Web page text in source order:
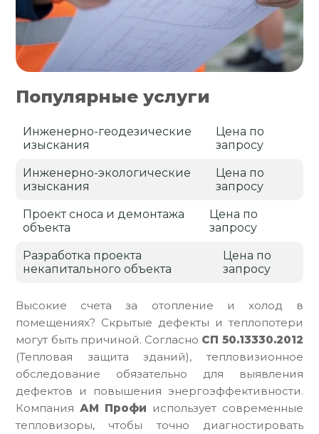
Высокие счета за отопление и холод в
помещениях? Скрытые дефекты и теплопотери
могут быть причиной. Согласно СП 50.13330.2012
(Тепловая защита зданий), тепловизионное
обследование обязательно для выявления
дефектов и повышения энергоэффективности.
КомпанияАМ Профи использует современные
тепловизоры, чтобы точно диагностировать
Популярные услуги
Инженерно-геодезические
изыскания
Цена по
запросу
Инженерно-экологические
изыскания
Цена по
запросу
Проект сноса и демонтажа
объекта
Цена по
запросу
Разработка проекта
некапитального объекта
Цена по
запросу